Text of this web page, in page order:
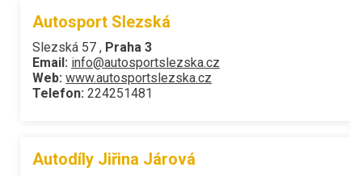
Autosport Slezská
Slezská 57 , Praha 3
Email: info@autosportslezska.cz
Web: www.autosportslezska.cz
Telefon: 224251481
Autodíly Jiřina Járová